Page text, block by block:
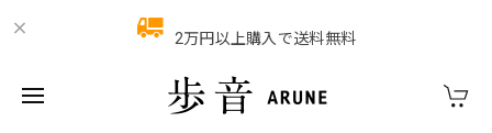
2万円以上購入で送料無料